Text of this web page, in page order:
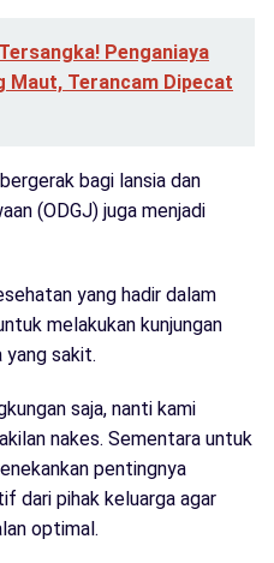
Penganiaya
Maut, Terancam Dipecat
bagi lansia dan
(ODGJ) juga menjadi
yang hadir dalam
melakukan kunjungan
yang sakit.
saja, nanti kami
nakes. Sementara untuk
pentingnya
dari pihak keluarga agar
optimal.